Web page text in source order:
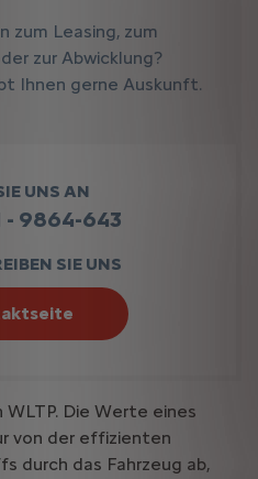
zum Leasing, zum
zur Abwicklung?
Ihnen gerne Auskunft.
UNS AN
- 9864-643
SIE UNS
Die Werte eines
von der effizienten
durch das Fahrzeug ab,